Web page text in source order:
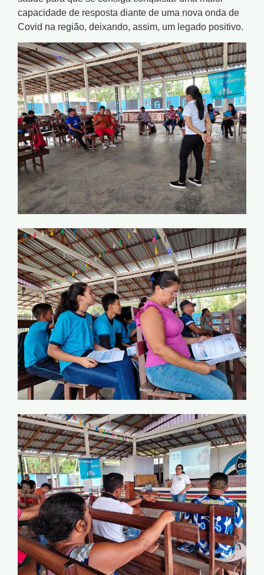
capacidade de resposta diante de uma nova onda de
Covid na região, deixando, assim, um legado positivo.